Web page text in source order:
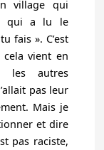
village qui
qui a lu le
fais ». C’est
vient en
les autres
pas leur
Mais je
et dire
pas raciste,